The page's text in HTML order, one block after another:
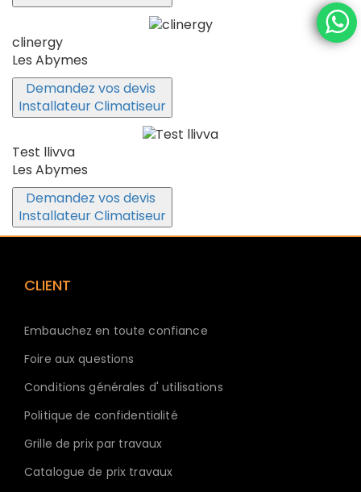
clinergy
Les Abymes
Demandez vos devis
Installateur Climatiseur
Test llivva
Les Abymes
Demandez vos devis
Installateur Climatiseur
CLIENT
Embauchez en toute confiance
Foire aux questions
Conditions générales d' utilisations
Politique de confidentialité
Grille de prix par travaux
Catalogue de prix travaux